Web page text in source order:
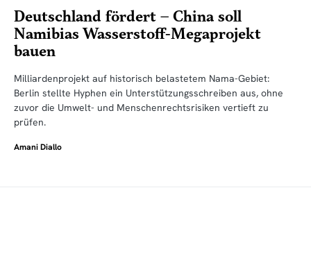
Deutschland fördert – China soll
Namibias Wasserstoff-Megaprojekt
bauen
Milliardenprojekt auf historisch belastetem Nama-Gebiet:
Berlin stellte Hyphen ein Unterstützungsschreiben aus, ohne
zuvor die Umwelt- und Menschenrechtsrisiken vertieft zu
prüfen.
Amani Diallo